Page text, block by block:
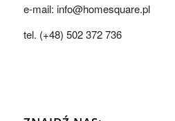
e-mail: info@homesquare.pl
tel. (+48) 502 372 736